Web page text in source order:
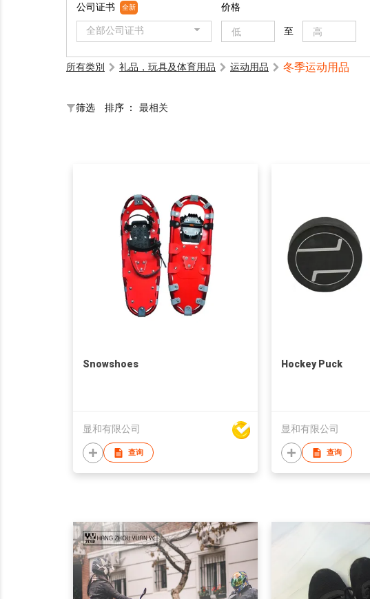
公司证书 全新
全部公司证书
价格
至
所有类別 礼品，玩具及体育用品 运动用品 冬季运动用品
筛选 排序 ： 最相关
Snowshoes
显和有限公司
查询
Hockey Puck
显和有限公司
查询